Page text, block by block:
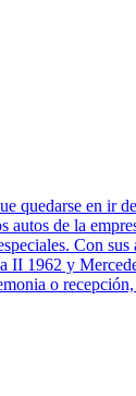
quedarse en ir
de la
Con
1962 y
o